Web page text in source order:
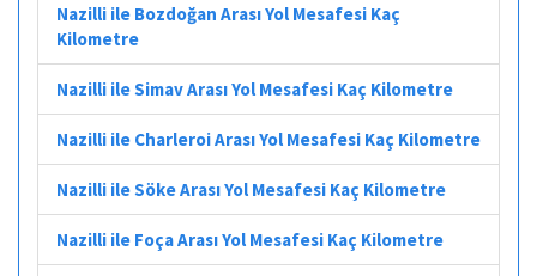
Nazilli ile Bozdoğan Arası Yol Mesafesi Kaç
Kilometre
Nazilli ile Simav Arası Yol Mesafesi Kaç Kilometre
Nazilli ile Charleroi Arası Yol Mesafesi Kaç Kilometre
Nazilli ile Söke Arası Yol Mesafesi Kaç Kilometre
Nazilli ile Foça Arası Yol Mesafesi Kaç Kilometre